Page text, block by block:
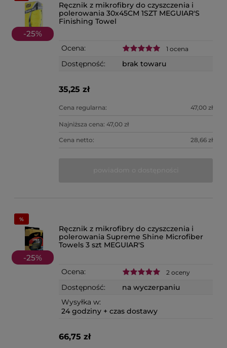
-25%
Ręcznik z mikrofibry do czyszczenia i
polerowania 30x45CM 1SZT MEGUIAR'S
Finishing Towel
Ocena: 1 ocena
Dostępność: brak towaru
35,25 zł
Cena regularna: 47,00 zł
Najniższa cena:47,00 zł
Cena netto: 28,66 zł
-25%
Ręcznik z mikrofibry do czyszczenia i
polerowania Supreme Shine Microfiber
Towels 3 szt MEGUIAR'S
Ocena: 2 oceny
Dostępność:
na wyczerpaniu
Wysyłka w:
24 godziny + czas dostawy
66,75 zł